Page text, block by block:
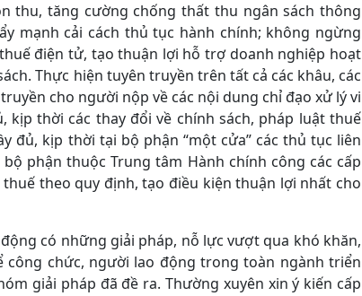
thu, tăng cường chống thất thu ngân sách thông
mạnh cải cách thủ tục hành chính; không ngừng
điện tử, tạo thuận lợi hỗ trợ doanh nghiệp hoạt
Thực hiện tuyên truyền trên tất cả các khâu, các
cho người nộp về các nội dung chỉ đạo xử lý vi
kịp thời các thay đổi về chính sách, pháp luật thuế
đủ, kịp thời tại bộ phận “một cửa” các thủ tục liên
phận thuộc Trung tâm Hành chính công các cấp
theo quy định, tạo điều kiện thuận lợi nhất cho
có những giải pháp, nỗ lực vượt qua khó khăn,
chức, người lao động trong toàn ngành triển
giải pháp đã đề ra. Thường xuyên xin ý kiến cấp